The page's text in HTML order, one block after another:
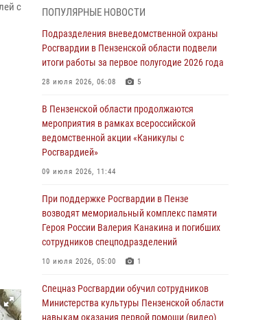
с
маскировавшейся под реабилитационный
центр (видео)
04 августа 2026, 07:05 4 1
В Управлении Росгвардии по Пензенской
полугодие 2026 года
04 августа 2026, 06:08
Росгвардия обеспечила безопасность
праздничных мероприятий в День ВДВ в
03 августа 2026, 07:14 1
В Пензе сотрудники Росгвардии задержали
мужчину, который криками и нецензурной
бранью напугал жильцов многоквартирного
03 августа 2026, 05:59
ПОПУЛЯРНЫЕ НОВОСТИ
Подразделения вневедомственной охраны
Росгвардии в Пензенской области подвели
итоги работы за первое полугодие 2026 года
28 июля 2026, 06:08 5
В Пензенской области продолжаются
мероприятия в рамках всероссийской
ведомственной акции «Каникулы с
Росгвардией»
09 июля 2026, 11:44
При поддержке Росгвардии в Пензе
возводят мемориальный комплекс памяти
Героя России Валерия Канакина и погибших
сотрудников спецподразделений
10 июля 2026, 05:00 1
Спецназ Росгвардии обучил сотрудников
Министерства культуры Пензенской области
навыкам оказания первой помощи (видео)